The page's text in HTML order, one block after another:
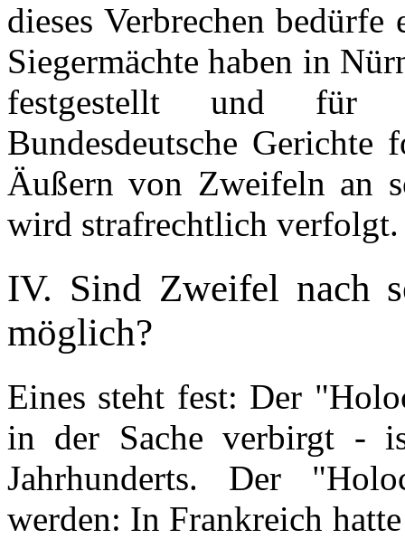
dieses Verbrechen
Siegermächte haben in
festgestellt und für
Bundesdeutsche Gerichte
Äußern von Zweifeln an
wird strafrechtlich verfolgt.
IV. Sind Zweifel nach
möglich?
Eines steht fest: Der
in der Sache verbirgt -
Jahrhunderts. Der
werden: In Frankreich